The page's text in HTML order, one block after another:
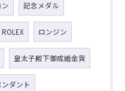
記念メダル
ROLEX ロンジン
皇太子殿下御成婚金貨
ンダント